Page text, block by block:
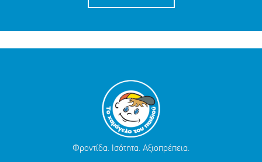
Φροντίδα. Ισότητα. Αξιοπρέπεια.